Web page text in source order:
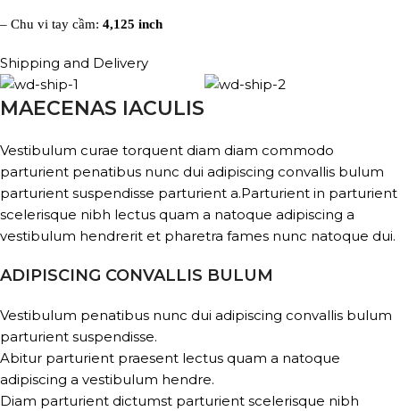
– Chu vi tay cầm: 4,125 inch
Shipping and Delivery
MAECENAS IACULIS
Vestibulum curae torquent diam diam commodo
parturient penatibus nunc dui adipiscing convallis bulum
parturient suspendisse parturient a.Parturient in parturient
scelerisque nibh lectus quam a natoque adipiscing a
vestibulum hendrerit et pharetra fames nunc natoque dui.
ADIPISCING CONVALLIS BULUM
Vestibulum penatibus nunc dui adipiscing convallis bulum
parturient suspendisse.
Abitur parturient praesent lectus quam a natoque
adipiscing a vestibulum hendre.
Diam parturient dictumst parturient scelerisque nibh